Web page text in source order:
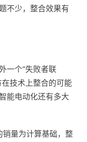
不少，整合效果有
一个“失败者联
技术上整合的可能
能电动化还有多大
销量为计算基础，整